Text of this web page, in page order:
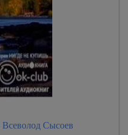
Всеволод Сысоев